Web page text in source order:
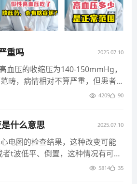
重吗 2025.07.10
血压的收缩压为140-150mmHg，
畴，病情相对不算严重，但患者
4209 90
什么意思 2025.07.10
电图的检查结果，这种改变可能
t波低平、倒置，这种情况有可能
5814 35